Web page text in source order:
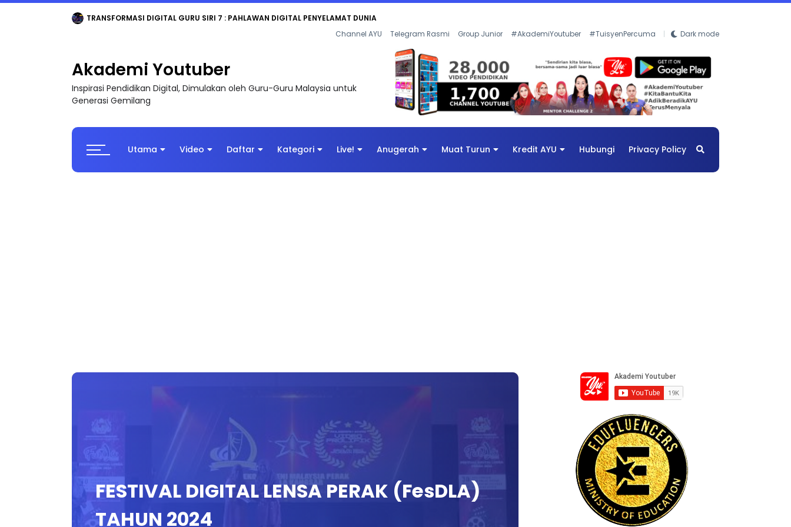
TRANSFORMASI DIGITAL GURU SIRI 7 : PAHLAWAN DIGITAL PENYELAMAT DUNIA
Channel AYU Telegram Rasmi Group Junior #AkademiYoutuber #TuisyenPercuma Dark mode
Akademi Youtuber
Inspirasi Pendidikan Digital, Dimulakan oleh Guru-Guru Malaysia untuk
Generasi Gemilang
Utama Video Daftar Kategori Live! Anugerah Muat Turun Kredit AYU Hubungi Privacy Policy
FESTIVAL DIGITAL LENSA PERAK (FesDLA)
TAHUN 2024